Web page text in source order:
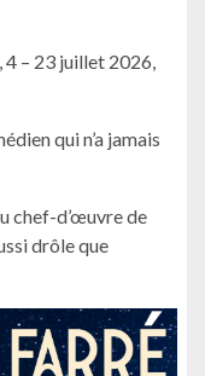
4 – 23 juillet 2026,
qui n’a jamais
chef-d’œuvre de
drôle que